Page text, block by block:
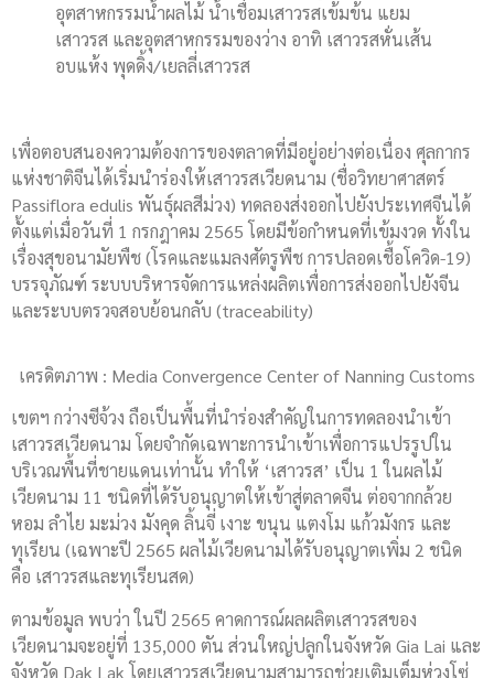
อุตสาหกรรมน้ำผลไม้ น้ำเชื่อมเสาวรสเข้มข้น แยม
เสาวรส และอุตสาหกรรมของว่าง อาทิ เสาวรสหั่นเส้น
อบแห้ง พุดดิ้ง/เยลลี่เสาวรส
เพื่อตอบสนองความต้องการของตลาดที่มีอยู่อย่างต่อเนื่อง ศุลกากร
แห่งชาติจีนได้เริ่มนำร่องให้เสาวรสเวียดนาม (ชื่อวิทยาศาสตร์
Passiflora edulis พันธุ์ผลสีม่วง) ทดลองส่งออกไปยังประเทศจีนได้
ตั้งแต่เมื่อวันที่ 1 กรกฎาคม 2565 โดยมีข้อกำหนดที่เข้มงวด ทั้งใน
เรื่องสุขอนามัยพืช (โรคและแมลงศัตรูพืช การปลอดเชื้อโควิด-19)
บรรจุภัณฑ์ ระบบบริหารจัดการแหล่งผลิตเพื่อการส่งออกไปยังจีน
และระบบตรวจสอบย้อนกลับ (traceability)
เครดิตภาพ : Media Convergence Center of Nanning Customs
เขตฯ กว่างซีจ้วง ถือเป็นพื้นที่นำร่องสำคัญในการทดลองนำเข้า
เสาวรสเวียดนาม โดยจำกัดเฉพาะการนำเข้าเพื่อการแปรรูปใน
บริเวณพื้นที่ชายแดนเท่านั้น ทำให้ ‘เสาวรส’ เป็น 1 ในผลไม้
เวียดนาม 11 ชนิดที่ได้รับอนุญาตให้เข้าสู่ตลาดจีน ต่อจากกล้วย
หอม ลำไย มะม่วง มังคุด ลิ้นจี่ เงาะ ขนุน แตงโม แก้วมังกร และ
ทุเรียน (เฉพาะปี 2565 ผลไม้เวียดนามได้รับอนุญาตเพิ่ม 2 ชนิด
คือ เสาวรสและทุเรียนสด)
ตามข้อมูล พบว่า ในปี 2565 คาดการณ์ผลผลิตเสาวรสของ
เวียดนามจะอยู่ที่ 135,000 ตัน ส่วนใหญ่ปลูกในจังหวัด Gia Lai และ
จังหวัด Dak Lak โดยเสาวรสเวียดนามสามารถช่วยเติมเต็มห่วงโซ่